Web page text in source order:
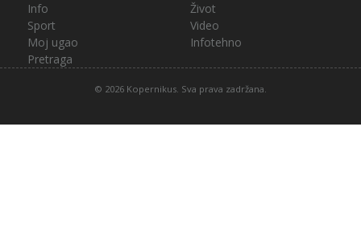
Info
Život
Sport
Video
Moj ugao
Infotehno
Pretraga
© 2026 Kopernikus. Sva prava zadržana.